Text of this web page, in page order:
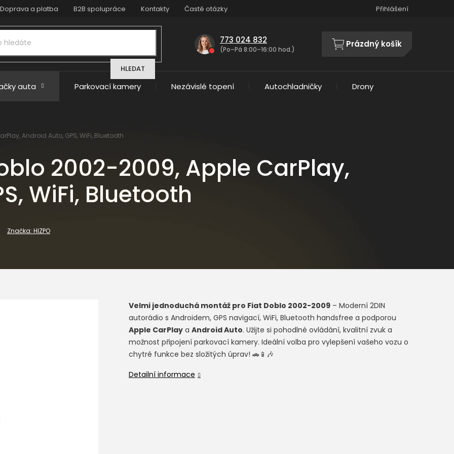
Doprava a platba B2B spolupráce Kontakty Časté otázky Přihlášení
HLEDAT
773 024 832
(Po–Pá 8:00–16:00 hod.)
NÁKUPNÍ
Prázdný košík
auta Parkovací kamery Nezávislé topení Autochladničky Drony
Android Auto, GPS, WiFi, Bluetooth
2002-2009, Apple CarPlay,
WiFi, Bluetooth
Značka: HIZPO
Velmi jednoduchá montáž pro Fiat Doblo 2002-2009 – Moderní 2DIN
autorádio s Androidem, GPS navigací, WiFi, Bluetooth handsfree a podporou
Apple CarPlay a Android Auto. Užijte si pohodlné ovládání, kvalitní zvuk a
možnost připojení parkovací kamery. Ideální volba pro vylepšení vašeho vozu o
chytré funkce bez složitých úprav! 🚗📱🎶
Detailní informace